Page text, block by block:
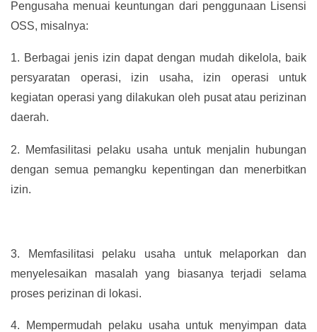
Pengusaha menuai keuntungan dari penggunaan Lisensi
OSS, misalnya:
1. Berbagai jenis izin dapat dengan mudah dikelola, baik
persyaratan operasi, izin usaha, izin operasi untuk
kegiatan operasi yang dilakukan oleh pusat atau perizinan
daerah.
2.
Memfasilitasi pelaku usaha untuk menjalin hubungan
dengan semua pemangku kepentingan dan menerbitkan
izin.
3.
Memfasilitasi pelaku usaha untuk melaporkan dan
menyelesaikan masalah yang biasanya terjadi selama
proses perizinan di lokasi.
4.
Mempermudah pelaku usaha untuk menyimpan data